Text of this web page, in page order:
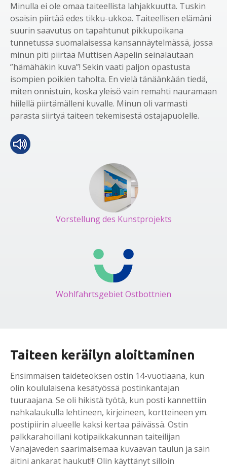
Minulla ei ole omaa taiteellista lahjakkuutta. Tuskin
osaisin piirtää edes tikku-ukkoa. Taiteellisen elämäni
suurin saavutus on tapahtunut pikkupoikana
tunnetussa suomalaisessa kansannäytelmässä, jossa
minun piti piirtää Muttisen Aapelin seinälautaan
”hämähäkin kuva”! Sekin vaati paljon opastusta
isompien poikien taholta. En vielä tänäänkään tiedä,
miten onnistuin, koska yleisö vain remahti nauramaan
hiilellä piirtämälleni kuvalle. Minun oli varmasti
parasta siirtyä taiteen tekemisestä ostajapuolelle.
Vorstellung des Kunstprojekts
Wohlfahrtsgebiet Ostbottnien
Taiteen keräilyn aloittaminen
Ensimmäisen taideteoksen ostin 14-vuotiaana, kun
olin koululaisena kesätyössä postinkantajan
tuuraajana. Se oli hikistä työtä, kun posti kannettiin
nahkalaukulla lehtineen, kirjeineen, kortteineen ym.
postipiirin alueelle kaksi kertaa päivässä. Ostin
palkkarahoillani kotipaikkakunnan taiteilijan
Vanajaveden saarimaisemaa kuvaavan taulun ja sain
äitini ankarat haukut!!! Olin käyttänyt silloin